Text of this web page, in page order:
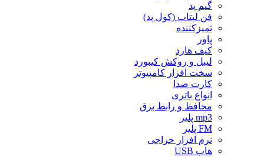
گیم پد
فن لپتاپ (کول پد)
تمیزکننده
پاور
کیف هارد
لیبل و روکش کیبورد
سخت افزار کامپیوتر
کارت صدا
انواع باتری
محافظ و رابط برق
mp3 پلیر
FM پلیر
نرم افزار حراجی
هاب USB